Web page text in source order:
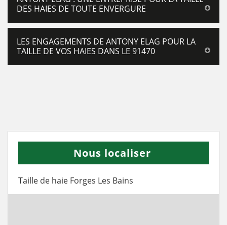
DES HAIES DE TOUTE ENVERGURE
LES ENGAGEMENTS DE ANTONY ELAG POUR LA
TAILLE DE VOS HAIES DANS LE 91470
Nous localiser
Taille de haie Forges Les Bains